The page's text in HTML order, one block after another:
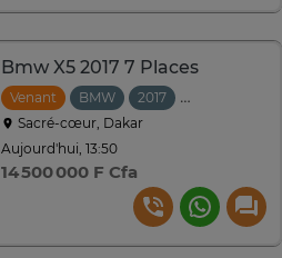
Bmw X5 2017 7 Places
Venant BMW 2017
Automatique
Sacré-cœur, Dakar
Aujourd'hui, 13:50
14 500 000 F Cfa